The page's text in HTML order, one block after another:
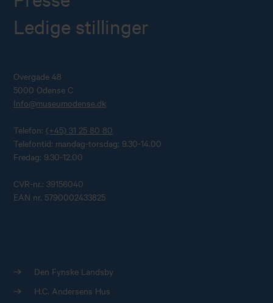
Ledige stillinger
Overgade 48
5000 Odense C
Info@museumodense.dk
Telefon: (+45) 31 25 80 80
Telefontid: mandag-torsdag: 9.30-14.00
Fredag: 9.30-12.00
CVR-nr.: 39156040
EAN nr. 5790002433825
Den Fynske Landsby
H.C. Andersens Hus